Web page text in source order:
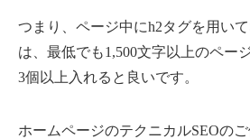
つまり、ページ中にh2タグを用い
は、最低でも1,500文字以上のペー
3個以上入れると良いです。
ホームページのテクニカルSEOの